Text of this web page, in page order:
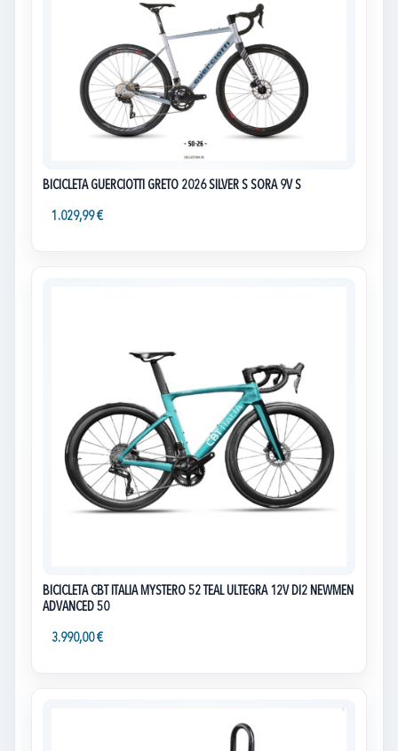
BICICLETA GUERCIOTTI GRETO 2026 SILVER S SORA 9V S
1.029,99 €
BICICLETA CBT ITALIA MYSTERO 52 TEAL ULTEGRA 12V DI2 NEWMEN
ADVANCED 50
3.990,00 €